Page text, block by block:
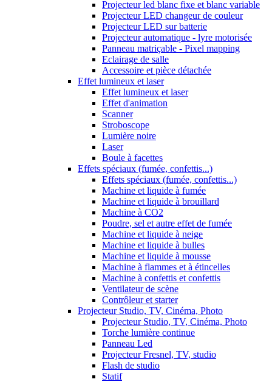
Projecteur led blanc fixe et blanc variable
Projecteur LED changeur de couleur
Projecteur LED sur batterie
Projecteur automatique - lyre motorisée
Panneau matriçable - Pixel mapping
Eclairage de salle
Accessoire et pièce détachée
Effet lumineux et laser
Effet lumineux et laser
Effet d'animation
Scanner
Stroboscope
Lumière noire
Laser
Boule à facettes
Effets spéciaux (fumée, confettis...)
Effets spéciaux (fumée, confettis...)
Machine et liquide à fumée
Machine et liquide à brouillard
Machine à CO2
Poudre, sel et autre effet de fumée
Machine et liquide à neige
Machine et liquide à bulles
Machine et liquide à mousse
Machine à flammes et à étincelles
Machine à confettis et confettis
Ventilateur de scène
Contrôleur et starter
Projecteur Studio, TV, Cinéma, Photo
Projecteur Studio, TV, Cinéma, Photo
Torche lumière continue
Panneau Led
Projecteur Fresnel, TV, studio
Flash de studio
Statif